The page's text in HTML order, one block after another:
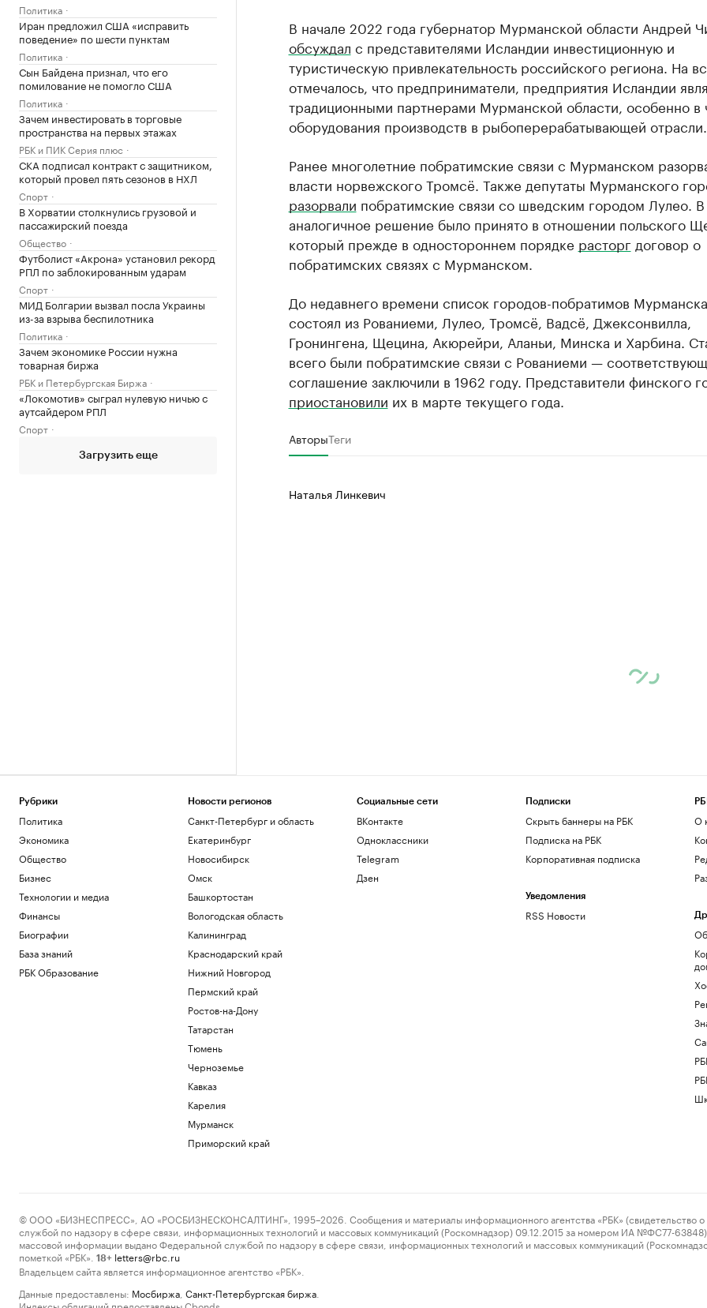
Политика
Иран предложил США «исправить
поведение» по шести пунктам
Политика
Сын Байдена признал, что его
помилование не помогло США
Политика
Зачем инвестировать в торговые
пространства на первых этажах
РБК и ПИК Серия плюс
СКА подписал контракт с защитником,
который провел пять сезонов в НХЛ
Спорт
В Хорватии столкнулись грузовой и
пассажирский поезда
Общество
Футболист «Акрона» установил рекорд
РПЛ по заблокированным ударам
Спорт
МИД Болгарии вызвал посла Украины
из-за взрыва беспилотника
Политика
Зачем экономике России нужна
товарная биржа
РБК и Петербургская Биржа
«Локомотив» сыграл нулевую ничью с
аутсайдером РПЛ
Спорт
Загрузить еще
В начале 2022 года губернатор Мурманской области Андрей
обсуждал с представителями Исландии инвестиционную и
туристическую привлекательность российского региона. На
отмечалось, что предприниматели, предприятия Исландии
традиционными партнерами Мурманской области, особенно в
оборудования производств в рыбоперерабатывающей отрасли.
Ранее многолетние побратимские связи с Мурманском
власти норвежского Тромсё. Также депутаты Мурманского
разорвали побратимские связи со шведским городом Лулео.
аналогичное решение было принято в отношении польского
который прежде в одностороннем порядке расторг договор о
побратимских связях с Мурманском.
До недавнего времени список городов-побратимов Мурманска
состоял из Рованиеми, Лулео, Тромсё, Вадсё, Джексонвилла,
Гронингена, Щецина, Акюрейри, Аланьи, Минска и Харбина.
всего были побратимские связи с Рованиеми —
соглашение заключили в 1962 году. Представители финского
приостановили их в марте текущего года.
АвторыТеги
Наталья Линкевич
Рубрики
Политика
Экономика
Общество
Бизнес
Технологии и медиа
Финансы
Биографии
База знаний
РБК Образование
Новости регионов
Санкт-Петербург и область
Екатеринбург
Новосибирск
Омск
Башкортостан
Вологодская область
Калининград
Краснодарский край
Нижний Новгород
Пермский край
Ростов-на-Дону
Татарстан
Тюмень
Черноземье
Кавказ
Карелия
Мурманск
Приморский край
Социальные сети
ВКонтакте
Одноклассники
Telegram
Дзен
Подписки
Скрыть баннеры на РБК
Подписка на РБК
Корпоративная подписка
Уведомления
RSS Новости
О
© ООО «БИЗНЕСПРЕСС», АО «РОСБИЗНЕСКОНСАЛТИНГ», 1995–2026. Сообщения и материалы информационного агентства «РБК» (свидетельство о
службой по надзору в сфере связи, информационных технологий и массовых коммуникаций (Роскомнадзор) 09.12.2015 за номером ИА №ФС77-63848)
массовой информации выдано Федеральной службой по надзору в сфере связи, информационных технологий и массовых коммуникаций
пометкой «РБК».
18+ letters@rbc.ru
Владельцем сайта является информационное агентство «РБК».
Данные предоставлены: Мосбиржа Санкт-Петербургская биржа